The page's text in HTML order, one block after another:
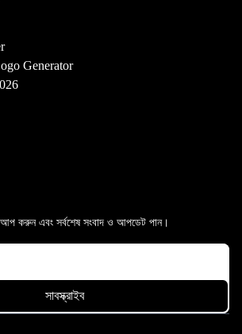
Generator
আপ করুন এবং সর্বশেষ সংবাদ ও আপডেট পান।